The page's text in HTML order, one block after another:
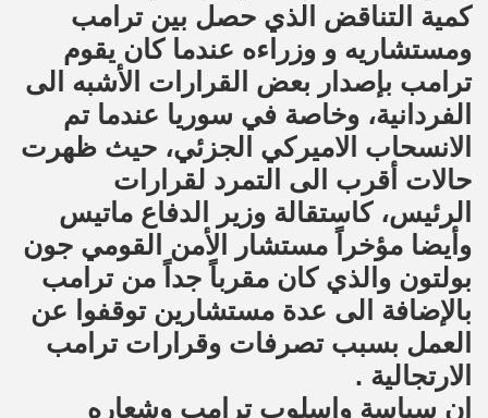
كمية التناقض الذي حصل بين ترامب
ومستشاريه و وزراءه عندما كان يقوم
ترامب بإصدار بعض القرارات الأشبه الى
الفردانية، وخاصة في سوريا عندما تم
الانسحاب الاميركي الجزئي، حيث ظهرت
حالات أقرب الى التمرد لقرارات
الرئيس، كاستقالة وزير الدفاع ماتيس
وأيضا مؤخراً مستشار الأمن القومي جون
بولتون والذي كان مقرباً جداً من ترامب
بالإضافة الى عدة مستشارين توقفوا عن
العمل بسبب تصرفات وقرارات ترامب
الارتجالية .
ان سياسة واسلوب ترامب وشعاره